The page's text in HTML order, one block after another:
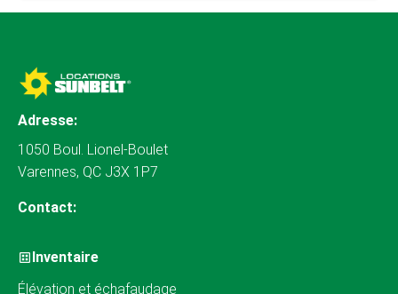
Adresse:
1050 Boul. Lionel-Boulet
Varennes, QC J3X 1P7
Contact:
Inventaire
Élévation et échafaudage